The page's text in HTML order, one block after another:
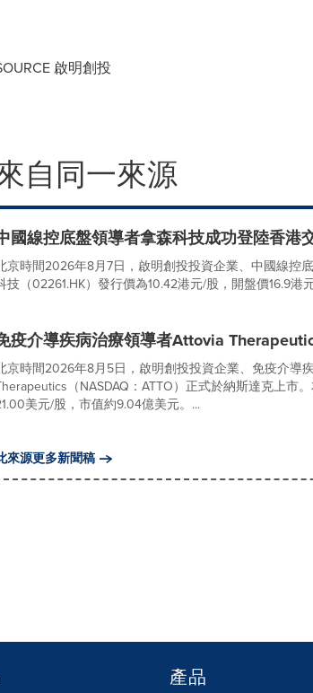
啟明創投
自同一來源
國線控底盤領導者拿森科技成功登陸香港
京時間2026年8月7日，啟明創投投資企業、中國線控
技（02261.HK）發行價為10.42港元/股，開盤價16.9港
疫介導疾病治療領導者Attovia
京時間2026年8月5日，啟明創投投資企業、免疫介導
（NASDAQ：ATTO）正式於納斯達克上市
美元/股，市值約9.04億美元。...
來源更多新聞稿
產品